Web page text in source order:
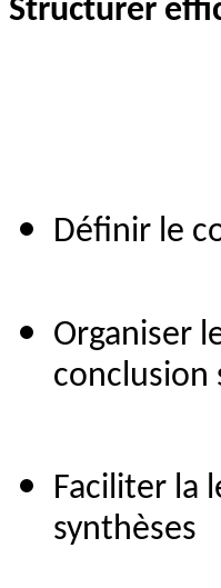
Structurer
Définir le
Organiser
Faciliter la
synthèses